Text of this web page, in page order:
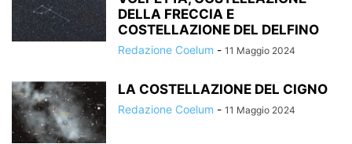
DELLA FRECCIA E
COSTELLAZIONE DEL DELFINO
Redazione Coelum - 11 Maggio 2024
LA COSTELLAZIONE DEL CIGNO
Redazione Coelum - 11 Maggio 2024